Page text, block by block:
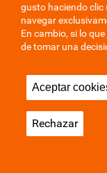
Aviso Legal
gusto haciendo clic
navegar
En cambio, si lo
de tomar una
Aceptar
Rechazar